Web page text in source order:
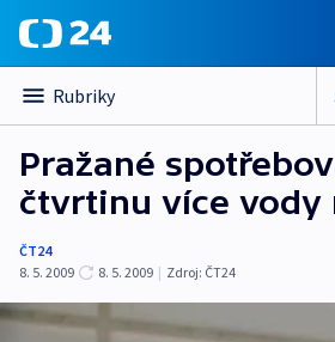
Rubriky
Pražané
čtvrtinu více vody
ČT24
8. 5. 2009
8. 5. 2009 | Zdroj: ČT24